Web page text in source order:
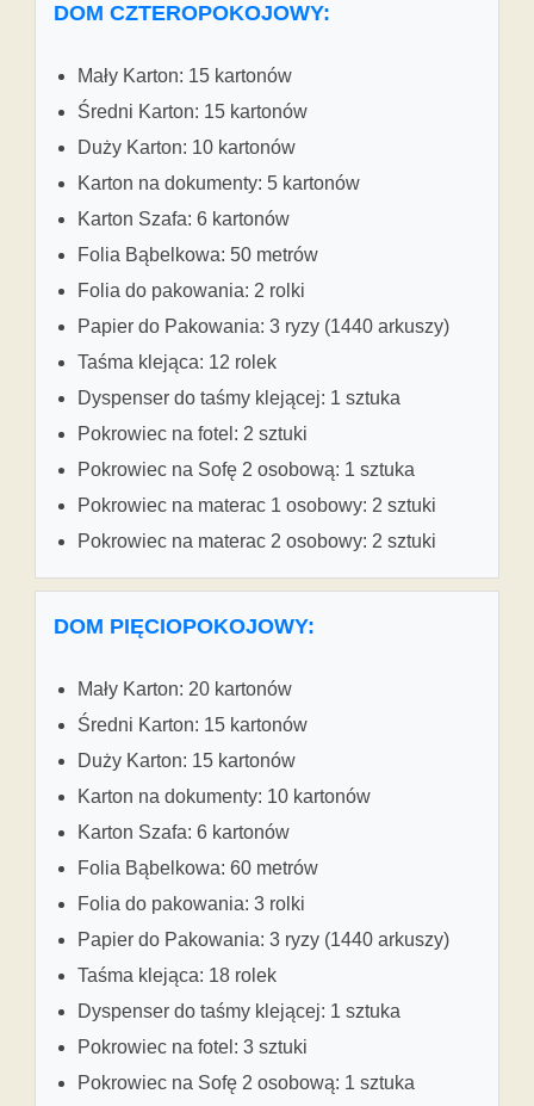
DOM CZTEROPOKOJOWY:
Mały Karton: 15 kartonów
Średni Karton: 15 kartonów
Duży Karton: 10 kartonów
Karton na dokumenty: 5 kartonów
Karton Szafa: 6 kartonów
Folia Bąbelkowa: 50 metrów
Folia do pakowania: 2 rolki
Papier do Pakowania: 3 ryzy (1440 arkuszy)
Taśma klejąca: 12 rolek
Dyspenser do taśmy klejącej: 1 sztuka
Pokrowiec na fotel: 2 sztuki
Pokrowiec na Sofę 2 osobową: 1 sztuka
Pokrowiec na materac 1 osobowy: 2 sztuki
Pokrowiec na materac 2 osobowy: 2 sztuki
DOM PIĘCIOPOKOJOWY:
Mały Karton: 20 kartonów
Średni Karton: 15 kartonów
Duży Karton: 15 kartonów
Karton na dokumenty: 10 kartonów
Karton Szafa: 6 kartonów
Folia Bąbelkowa: 60 metrów
Folia do pakowania: 3 rolki
Papier do Pakowania: 3 ryzy (1440 arkuszy)
Taśma klejąca: 18 rolek
Dyspenser do taśmy klejącej: 1 sztuka
Pokrowiec na fotel: 3 sztuki
Pokrowiec na Sofę 2 osobową: 1 sztuka